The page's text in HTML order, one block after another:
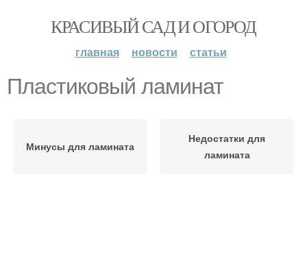
КРАСИВЫЙ САД И ОГОРОД
главная новости статьи
Пластиковый ламинат
Минусы для ламината
Недостатки для
ламината